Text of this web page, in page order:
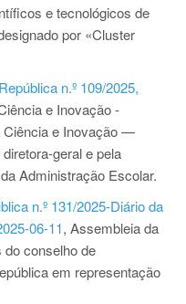
e tecnológicos de
por «Cluster
n.º 109/2025,
e Inovação -
Ciência e Inovação —
geral e pela
Administração Escolar.
n.º 131/2025-Diário da
06-11, Assembleia da
conselho de
em representação